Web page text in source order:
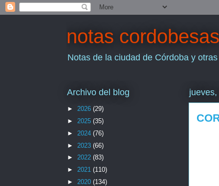
notas cordobesas
Notas de la ciudad de Córdoba y
Archivo del blog
► 2026 (29)
► 2025 (35)
► 2024 (76)
► 2023 (66)
► 2022 (83)
► 2021 (110)
► 2020 (134)